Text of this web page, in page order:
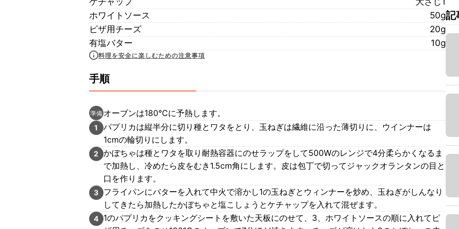
ホワイトソース
50g
ピザ用チーズ
20g
有塩バター
10g
料理を安全に楽しむための注意事項
手順
準備 オーブンは180℃に予熱します。
1
パプリカは縦半分に切り種とワタをとり、玉ねぎは繊維に沿った薄切りに、ウインナーは
1cmの輪切りにします。
2
かぼちゃは種とワタを取り耐熱容器にのせラップをして500Wのレンジで4分柔らかくなるま
で加熱し、冷めたら皮をむき1.5cm角にします。皮は包丁で切ってジャックオランタンの目と
口を作ります。
3
フライパンにバターを入れて中火で溶かし1の玉ねぎとウィンナーを炒め、玉ねぎがしんなり
してきたら加熱したかぼちゃと塩こしょうとケチャップを入れて混ぜます。
4
1のパプリカをクッキングシートを敷いた天板にのせて、3、ホワイトソースの順に入れてピ
記